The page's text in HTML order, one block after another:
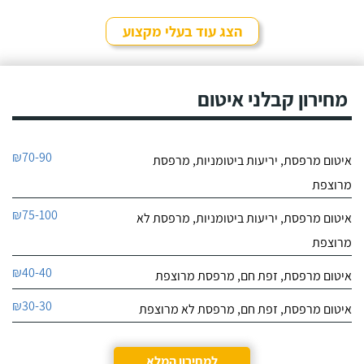
לפרטי העסק
9.7
נהניתי להשתמש בשירותיו
שנים כי כל הזמן היה שם
לפרטי העסק
9.7 חוות דעת
מאוד מקצועי! הגעתי אליו
דרך המלצה והוא גם נתן לי
את הצעת המחיר הכי
אטרקטיבית מבין כל בעלי
קודם כל נילאי עמד
9.6
הצג עוד בעלי מקצוע
מחירון קבלני איטום
איטום מרפסת, יריעות ביטומניות, מרפסת
מרוצפת
₪70-90
איטום מרפסת, יריעות ביטומניות, מרפסת לא
מרוצפת
₪75-100
איטום מרפסת, זפת חם, מרפסת מרוצפת ₪40-40
איטום מרפסת, זפת חם, מרפסת לא מרוצפת ₪30-30